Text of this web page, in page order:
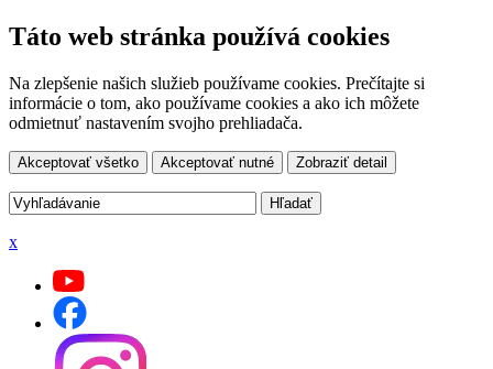
Táto web stránka používá cookies
Na zlepšenie našich služieb používame cookies. Prečítajte si
informácie o tom, ako používame cookies a ako ich môžete
odmietnuť nastavením svojho prehliadača.
Akceptovať všetko Akceptovať nutné Zobraziť detail
x